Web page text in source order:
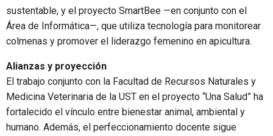
sustentable, y el proyecto SmartBee —en conjunto con el
Área de Informática—, que utiliza tecnología para monitorear
colmenas y promover el liderazgo femenino en apicultura.
Alianzas y proyección
El trabajo conjunto con la Facultad de Recursos Naturales y
Medicina Veterinaria de la UST en el proyecto “Una Salud” ha
fortalecido el vínculo entre bienestar animal, ambiental y
humano. Además, el perfeccionamiento docente sigue